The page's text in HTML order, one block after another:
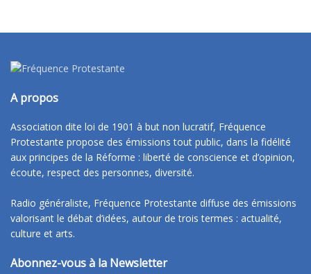
A propos
Association dite loi de 1901 à but non lucratif, Fréquence
Protestante propose des émissions tout public, dans la fidélité
aux principes de la Réforme : liberté de conscience et d’opinion,
écoute, respect des personnes, diversité.
Radio généraliste, Fréquence Protestante diffuse des émissions
valorisant le débat d’idées, autour de trois termes : actualité,
culture et arts.
Abonnez-vous à la Newsletter